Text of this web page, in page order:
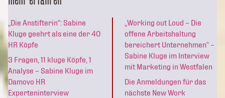
„Die Anstifterin“: Sabine
Kluge geehrt als eine der 40
HR Köpfe
3 Fragen, 11 kluge Köpfe, 1
Analyse – Sabine Kluge im
Damovo HR
Experteninterview
„Working out Loud – Die
offene Arbeitshaltung
bereichert Unternehmen“ –
Sabine Kluge im Interview
mit Marketing in Westfalen
Die Anmeldungen für das
nächste New Work